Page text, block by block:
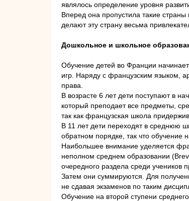
являлось определение уровня
Вперед она пропустила такие
делают эту страну весьма
Дошкольное и школьное
Обучение детей во Франции
игр. Наряду с французским языком,
права.
В возрасте 6 лет дети поступают в
который преподает все предметы,
так как французская школа
В 11 лет дети переходят в среднюю
обратном порядке, так что обучение
Наибольшее внимание уделяется
неполном среднем образовании
очередного раздела среди учеников
Затем они суммируются. Для
не сдавая экзаменов по таким
Обучение на второй ступени